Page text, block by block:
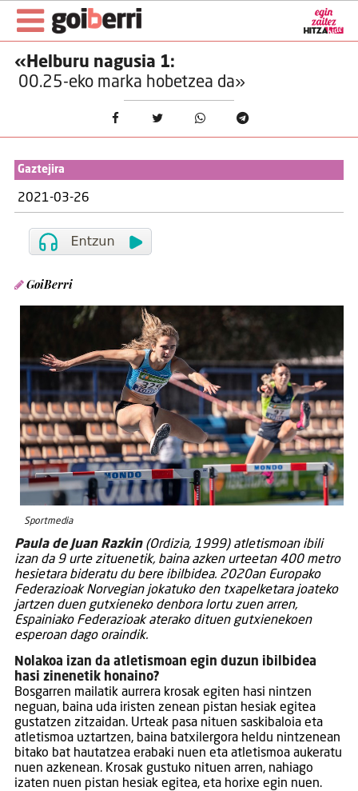
«Helburu nagusia 1:
00.25-eko marka hobetzea da»
Gaztejira
2021-03-26
GoiBerri
Sportmedia
Paula de Juan Razkin(Ordizia, 1999) atletismoan ibili
izan da 9 urte zituenetik, baina azken urteetan 400 metro
hesietara bideratu du bere ibilbidea. 2020an Europako
Federazioak Norvegian jokatuko den txapelketara joateko
jartzen duen gutxieneko denbora lortu zuen arren,
Espainiako Federazioak aterako dituen gutxienekoen
esperoan dago oraindik.
Nolakoa izan da atletismoan egin duzun ibilbidea
hasi zinenetik honaino?
Bosgarren mailatik aurrera krosak egiten hasi nintzen
neguan, baina uda iristen zenean pistan hesiak egitea
gustatzen zitzaidan. Urteak pasa nituen saskibaloia eta
atletismoa uztartzen, baina batxilergora heldu nintzenean
bitako bat hautatzea erabaki nuen eta atletismoa aukeratu
nuen azkenean. Krosak gustuko nituen arren, nahiago
izaten nuen pistan hesiak egitea, eta horixe egin nuen.